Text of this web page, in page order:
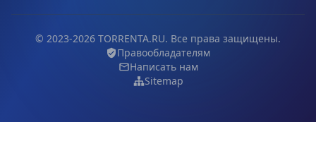
© 2023-2026 TORRENTA.RU. Все права защищены.
Правообладателям
Написать нам
Sitemap